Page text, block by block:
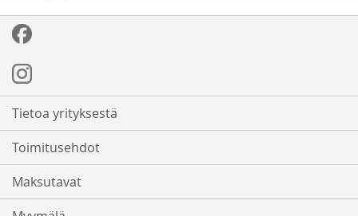
Tietoa yrityksestä
Toimitusehdot
Maksutavat